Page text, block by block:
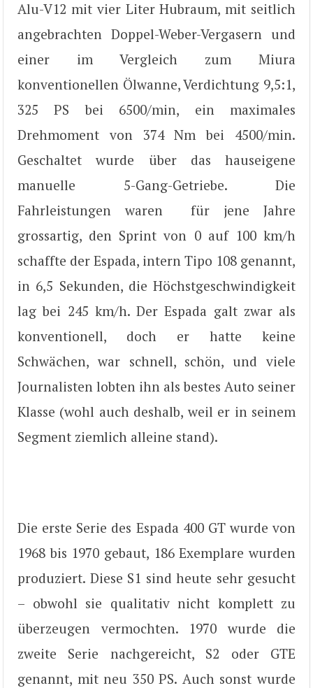
Alu-V12 mit vier Liter Hubraum, mit seitlich
angebrachten Doppel-Weber-Vergasern und
einer im Vergleich zum Miura
konventionellen Ölwanne, Verdichtung 9,5:1,
325 PS bei 6500/min, ein maximales
Drehmoment von 374 Nm bei 4500/min.
Geschaltet wurde über das hauseigene
manuelle 5-Gang-Getriebe. Die
Fahrleistungen waren für jene Jahre
grossartig, den Sprint von 0 auf 100 km/h
schaffte der Espada, intern Tipo 108 genannt,
in 6,5 Sekunden, die Höchstgeschwindigkeit
lag bei 245 km/h. Der Espada galt zwar als
konventionell, doch er hatte keine
Schwächen, war schnell, schön, und viele
Journalisten lobten ihn als bestes Auto seiner
Klasse (wohl auch deshalb, weil er in seinem
Segment ziemlich alleine stand).
Die erste Serie des Espada 400 GT wurde von
1968 bis 1970 gebaut, 186 Exemplare wurden
produziert. Diese S1 sind heute sehr gesucht
– obwohl sie qualitativ nicht komplett zu
überzeugen vermochten. 1970 wurde die
zweite Serie nachgereicht, S2 oder GTE
genannt, mit neu 350 PS. Auch sonst wurde